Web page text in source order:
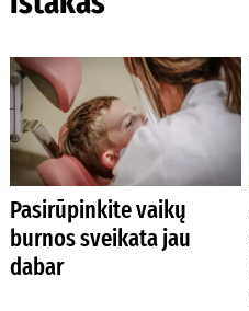
Pasirūpinkite vaikų
burnos sveikata jau
dabar